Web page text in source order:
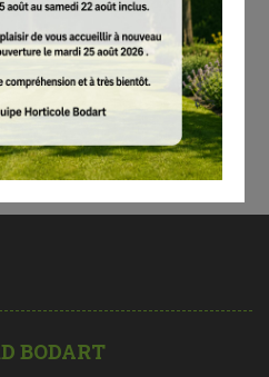
FS 360 FS 410, FS 460, FS 490 (sauf FS
BODART